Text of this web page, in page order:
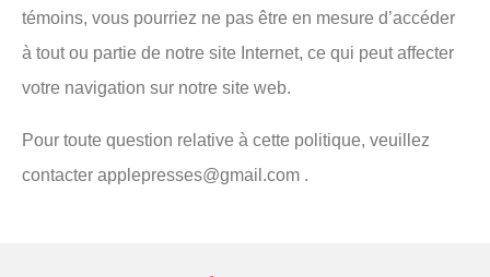
témoins, vous pourriez ne pas être en mesure d’accéder
à tout ou partie de notre site Internet, ce qui peut affecter
votre navigation sur notre site web.
Pour toute question relative à cette politique, veuillez
contacter applepresses@gmail.com .